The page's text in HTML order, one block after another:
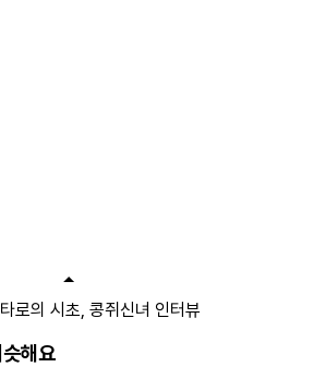
해요
로의 시초, 콩쥐신녀 인터뷰